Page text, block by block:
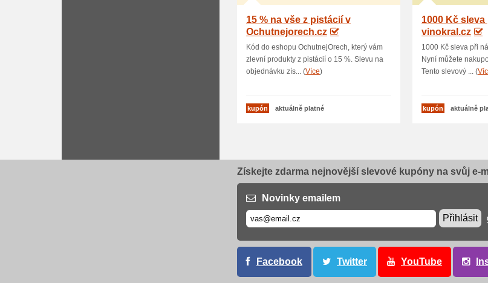
15 % na vše z pistácií v
Ochutnejorech.cz
Kód do eshopu OchutnejOrech, který vám
zlevní produkty z pistácií o 15 %. Slevu na
objednávku zís... (Více)
kupón aktuálně platné
1000 Kč
vinokral.cz
1000 Kč sleva při
Nyní můžete
Tento slevový ... (
kupón aktuálně
Získejte zdarma nejnovější slevové kupóny na svůj e-
Novinky emailem
Přihlásit
Facebook Twitter YouTube